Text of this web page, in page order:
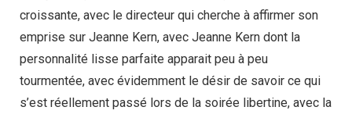
croissante, avec le directeur qui cherche à affirmer son
emprise sur Jeanne Kern, avec Jeanne Kern dont la
personnalité lisse parfaite apparait peu à peu
tourmentée, avec évidemment le désir de savoir ce qui
s’est réellement passé lors de la soirée libertine, avec la